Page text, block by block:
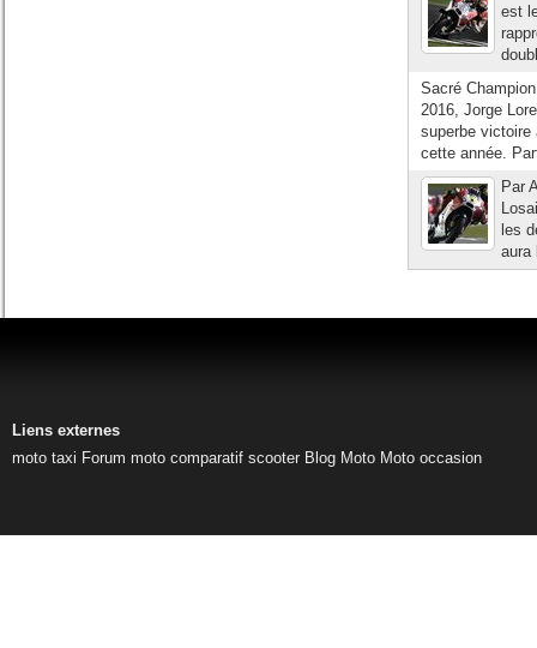
est
Sacré
2016, Jorge
superbe victoire
cette année.
Par
les
aura
Liens externes
moto taxi Forum moto comparatif scooter Blog Moto Moto occasion